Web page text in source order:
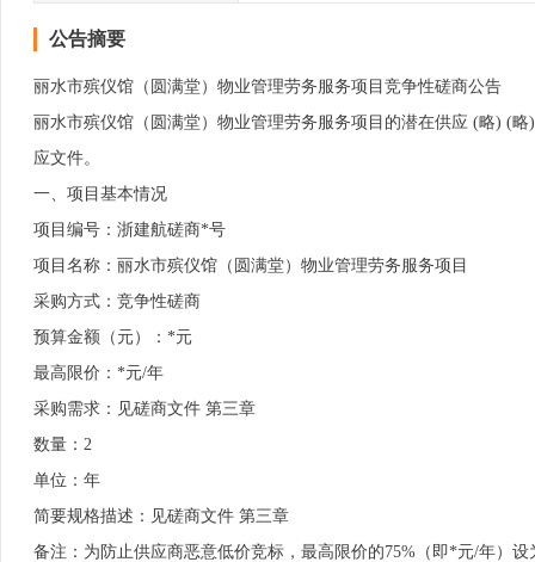
公告摘要
丽水市殡仪馆（圆满堂）物业管理劳务服务项目竞争性磋商公告
丽水市殡仪馆（圆满堂）物业管理劳务服务项目的潜在供应 (略) (
应文件。
一、项目基本情况
项目编号：浙建航磋商*号
项目名称：丽水市殡仪馆（圆满堂）物业管理劳务服务项目
采购方式：竞争性磋商
预算金额（元）：*元
最高限价：*元/年
采购需求：见磋商文件 第三章
数量：2
单位：年
简要规格描述：见磋商文件 第三章
备注：为防止供应商恶意低价竞标，最高限价的75%（即*元/年）